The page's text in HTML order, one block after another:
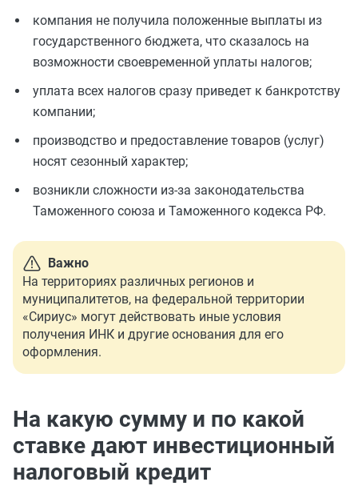
компания не получила положенные выплаты из
государственного бюджета, что сказалось на
возможности своевременной уплаты налогов;
уплата всех налогов сразу приведет к банкротству
компании;
производство и предоставление товаров (услуг)
носят сезонный характер;
возникли сложности из-за законодательства
Таможенного союза и Таможенного кодекса РФ.
Важно
На территориях различных регионов и
муниципалитетов, на федеральной территории
«Сириус» могут действовать иные условия
получения ИНК и другие основания для его
оформления.
На какую сумму и по какой
ставке дают инвестиционный
налоговый кредит